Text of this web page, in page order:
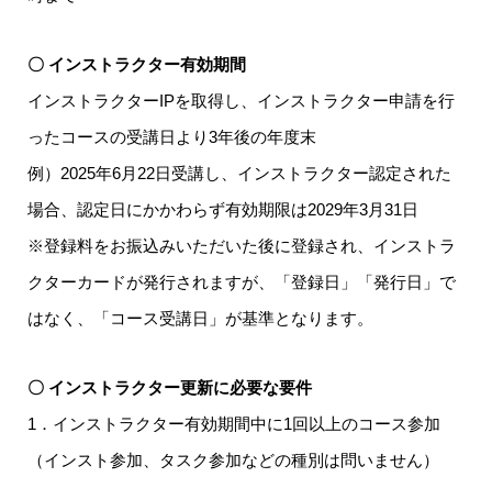
〇 インストラクター有効期間
インストラクターIPを取得し、インストラクター申請を行
ったコースの受講日より3年後の年度末
例）2025年6月22日受講し、インストラクター認定された
場合、認定日にかかわらず有効期限は2029年3月31日
※登録料をお振込みいただいた後に登録され、インストラ
クターカードが発行されますが、「登録日」「発行日」で
はなく、「コース受講日」が基準となります。
〇 インストラクター更新に必要な要件
1．インストラクター有効期間中に1回以上のコース参加
（インスト参加、タスク参加などの種別は問いません）